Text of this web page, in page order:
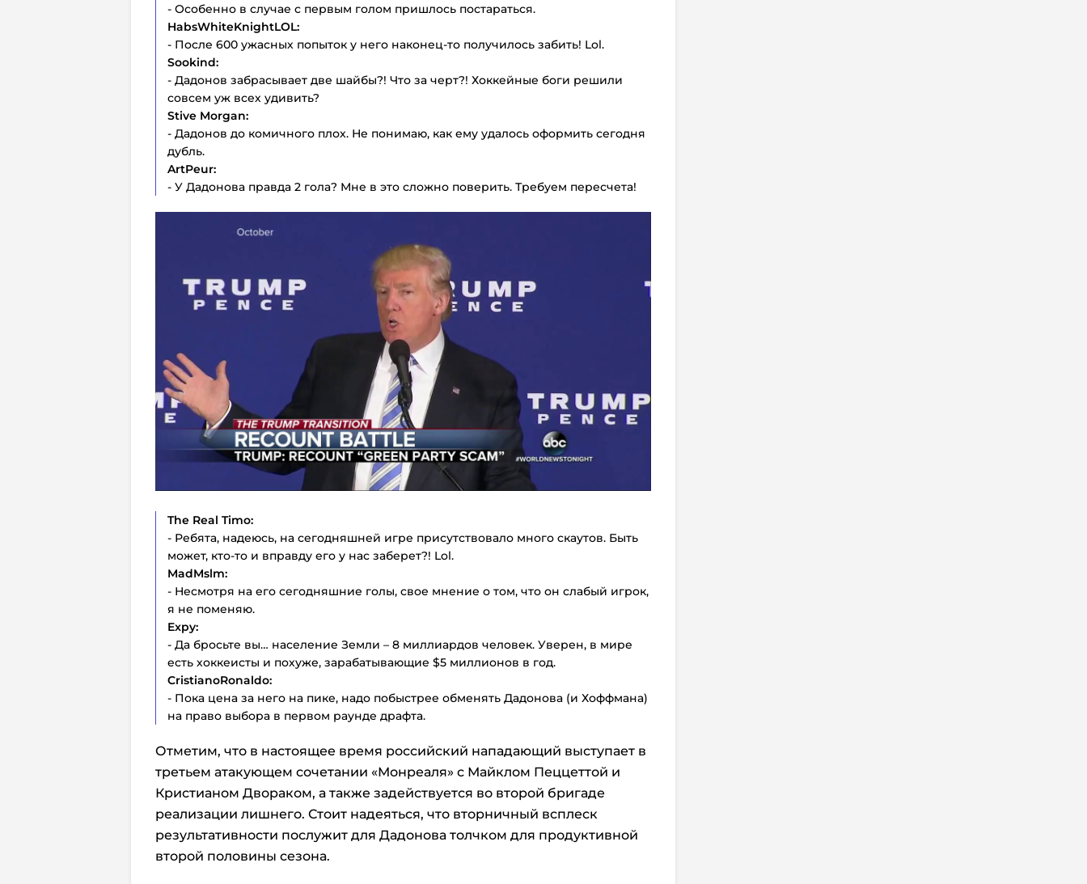
- Особенно в случае с первым голом пришлось постараться.
HabsWhiteKnightLOL:
- После 600 ужасных попыток у него наконец-то получилось забить! Lol.
Sookind:
- Дадонов забрасывает две шайбы?! Что за черт?! Хоккейные боги решили
совсем уж всех удивить?
Stive Morgan:
- Дадонов до комичного плох. Не понимаю, как ему удалось оформить сегодня
дубль.
ArtPeur:
- У Дадонова правда 2 гола? Мне в это сложно поверить. Требуем пересчета!
The Real Timo:
- Ребята, надеюсь, на сегодняшней игре присутствовало много скаутов. Быть
может, кто-то и вправду его у нас заберет?! Lol.
MadMslm:
- Несмотря на его сегодняшние голы, свое мнение о том, что он слабый игрок,
я не поменяю.
Expy:
- Да бросьте вы… население Земли – 8 миллиардов человек. Уверен, в мире
есть хоккеисты и похуже, зарабатывающие $5 миллионов в год.
CristianoRonaldo:
- Пока цена за него на пике, надо побыстрее обменять Дадонова (и Хоффмана)
на право выбора в первом раунде драфта.
Отметим, что в настоящее время российский нападающий выступает в
третьем атакующем сочетании «Монреаля» с Майклом Пеццеттой и
Кристианом Двораком, а также задействуется во второй бригаде
реализации лишнего. Стоит надеяться, что вторничный всплеск
результативности послужит для Дадонова толчком для продуктивной
второй половины сезона.